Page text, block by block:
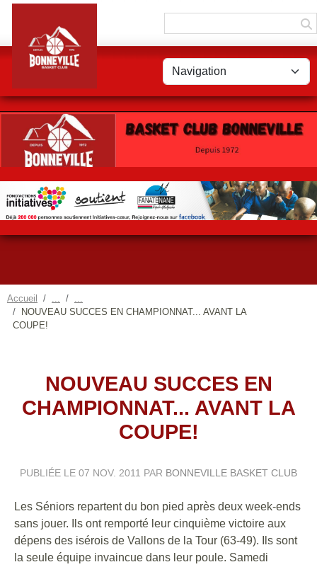
Accueil
NOUVEAU SUCCES EN CHAMPIONNAT... AVANT LA
COUPE!
NOUVEAU SUCCES EN
CHAMPIONNAT... AVANT LA
COUPE!
PUBLIÉE LE 07 NOV. 2011 PAR BONNEVILLE BASKET CLUB
Les Séniors repartent du bon pied après deux week-ends
sans jouer. Ils ont remporté leur cinquième victoire aux
dépens des isérois de Vallons de la Tour (63-49). Ils sont
la seule équipe invaincue dans leur poule. Samedi